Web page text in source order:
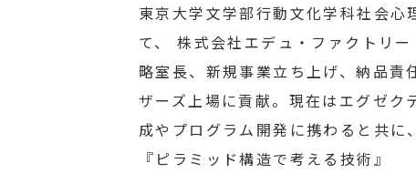
東京大学文学部行動文化学科社会
て、 株式会社エデュ・ファクトリ
略室長、新規事業立ち上げ、納品
ザーズ上場に貢献。現在はエグゼク
成やプログラム開発に携わると共
『ピラミッド構造で考える技術』